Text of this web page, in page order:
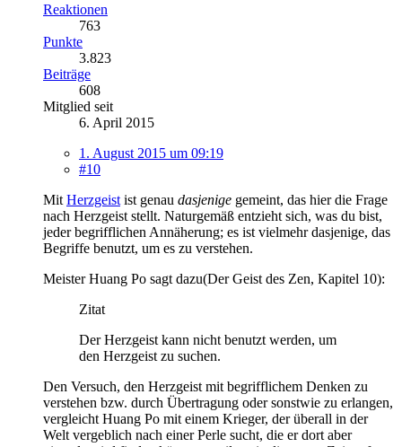
Reaktionen
763
Punkte
3.823
Beiträge
608
Mitglied seit
6. April 2015
1. August 2015 um 09:19
#10
Mit Herzgeist ist genau dasjenige gemeint, das hier die Frage
nach Herzgeist stellt. Naturgemäß entzieht sich, was du bist,
jeder begrifflichen Annäherung; es ist vielmehr dasjenige, das
Begriffe benutzt, um es zu verstehen.
Meister Huang Po sagt dazu(Der Geist des Zen, Kapitel 10):
Zitat
Der Herzgeist kann nicht benutzt werden, um
den Herzgeist zu suchen.
Den Versuch, den Herzgeist mit begrifflichem Denken zu
verstehen bzw. durch Übertragung oder sonstwie zu erlangen,
vergleicht Huang Po mit einem Krieger, der überall in der
Welt vergeblich nach einer Perle sucht, die er dort aber